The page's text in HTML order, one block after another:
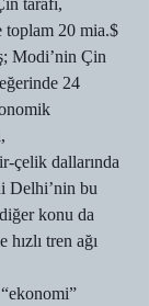
tarafı,
toplam 20 mia.$
Modi’nin Çin
24
çelik dallarında
Delhi’nin bu
konu da
hızlı tren ağı